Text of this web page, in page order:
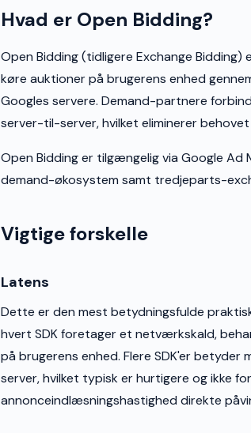
Hvad er Open Bidding?
Open Bidding (tidligere Exchange
køre auktioner på brugerens enhed
Googles servere. Demand-partnere
server-til-server, hvilket eliminerer
Open Bidding er tilgængelig via Google
demand-økosystem samt tredjeparts-
Vigtige forskelle
Latens
Dette er den mest betydningsfulde
hvert SDK foretager et netværkskald,
på brugerens enhed. Flere SDK'er
server, hvilket typisk er hurtigere og ikke
annonceindlæsningshastighed direkte